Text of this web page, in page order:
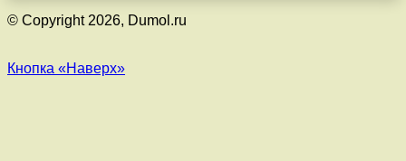
© Copyright 2026, Dumol.ru
Кнопка «Наверх»